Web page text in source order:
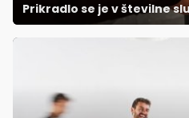
Prikradlo se je v številne